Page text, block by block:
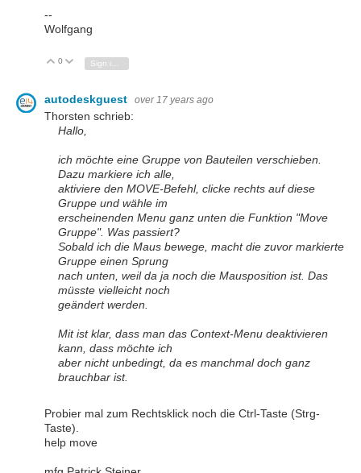
--
Wolfgang
Vote Up
0 Vote Down
autodeskguest over 17 years ago
Thorsten schrieb:
Hallo,
ich möchte eine Gruppe von Bauteilen verschieben.
Dazu markiere ich alle,
aktiviere den MOVE-Befehl, clicke rechts auf diese
Gruppe und wähle im
erscheinenden Menu ganz unten die Funktion "Move
Gruppe". Was passiert?
Sobald ich die Maus bewege, macht die zuvor markierte
Gruppe einen Sprung
nach unten, weil da ja noch die Mausposition ist. Das
müsste vielleicht noch
geändert werden.
Mit ist klar, dass man das Context-Menu deaktivieren
kann, dass möchte ich
aber nicht unbedingt, da es manchmal doch ganz
brauchbar ist.
Probier mal zum Rechtsklick noch die Ctrl-Taste (Strg-
Taste).
help move